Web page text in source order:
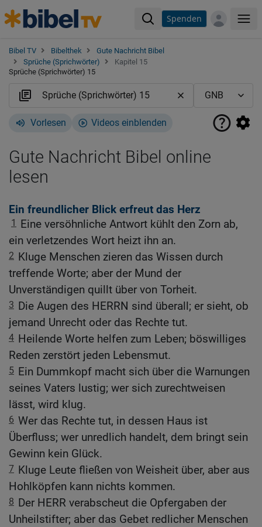
Spenden
Bibel TV Bibelthek
Gute Nachricht Bibel
Sprüche (Sprichwörter)
Kapitel 15
Sprüche (Sprichwörter) 15
Vorlesen Videos einblenden
Gute Nachricht Bibel online
lesen
Ein freundlicher Blick erfreut das Herz
1
Eine versöhnliche Antwort kühlt den Zorn ab,
ein verletzendes Wort heizt ihn an.
2 Kluge Menschen zieren das Wissen durch
treffende Worte; aber der Mund der
Unverständigen quillt über von Torheit.
3 Die Augen des HERRN sind überall; er sieht, ob
jemand Unrecht oder das Rechte tut.
4 Heilende Worte helfen zum Leben; böswilliges
Reden zerstört jeden Lebensmut.
5 Ein Dummkopf macht sich über die Warnungen
seines Vaters lustig; wer sich zurechtweisen
lässt, wird klug.
6 Wer das Rechte tut, in dessen Haus ist
Überfluss; wer unredlich handelt, dem bringt sein
Gewinn kein Glück.
7 Kluge Leute fließen von Weisheit über, aber aus
Hohlköpfen kann nichts kommen.
8 Der HERR verabscheut die Opfergaben der
Unheilstifter; aber das Gebet redlicher Menschen